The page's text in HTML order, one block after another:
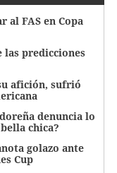
al FAS en Copa
las predicciones
afición, sufrió
denuncia lo
chica?
golazo ante
Cup